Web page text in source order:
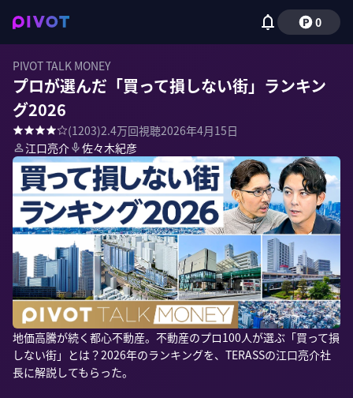
0
PIVOT TALK MONEY
プロが選んだ「買って損しない街」ランキン
グ2026
(1203)2.4万回視聴2026年4月15日
江口亮介
佐々木紀彦
地価高騰が続く都心不動産。不動産のプロ100人が選ぶ「買って損
しない街」とは？2026年のランキングを、TERASSの江口亮介社
長に解説してもらった。